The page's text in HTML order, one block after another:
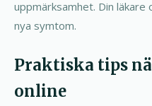
uppmärksamhet. Din läkare
nya symtom.
Praktiska tips
online